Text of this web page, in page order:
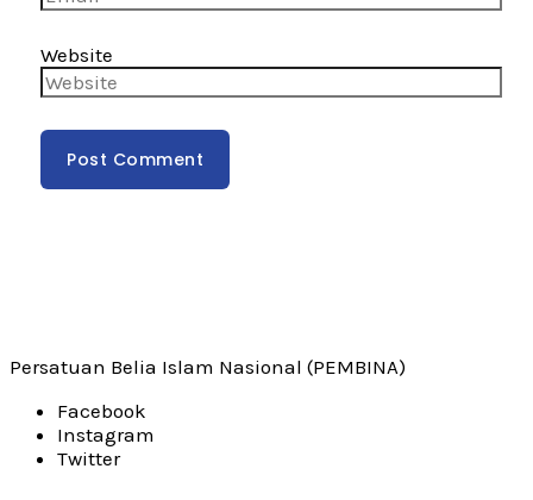
Website
Persatuan Belia Islam Nasional (PEMBINA)
Facebook
Instagram
Twitter